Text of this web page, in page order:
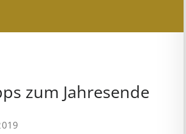
zum Jahresende